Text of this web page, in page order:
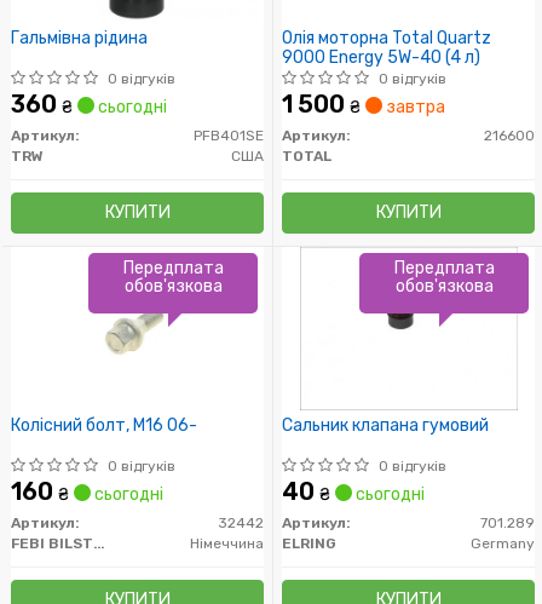
Гальмівна рідина
0 відгуків
360 ₴ сьогодні
Артикул:
PFB401SE
TRW
США
КУПИТИ
Олія моторна Total Quartz
9000 Energy 5W-40 (4 л)
0 відгуків
1 500 ₴ завтра
Артикул:
216600
TOTAL
КУПИТИ
Колісний болт, M16 06-
0 відгуків
160 ₴ сьогодні
Артикул:
32442
FEBI BILSTEIN
Німеччина
КУПИТИ
Передплата
обов'язкова
Сальник клапана гумовий
0 відгуків
40 ₴ сьогодні
Артикул:
701.289
ELRING
Germany
КУПИТИ
Передплата
обов'язкова